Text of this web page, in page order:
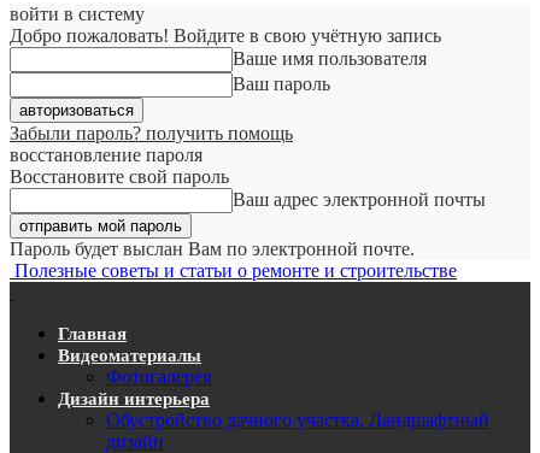
войти в систему
Добро пожаловать! Войдите в свою учётную запись
Ваше имя пользователя
Ваш пароль
Забыли пароль? получить помощь
восстановление пароля
Восстановите свой пароль
Ваш адрес электронной почты
Пароль будет выслан Вам по электронной почте.
Полезные советы и статьи о ремонте и строительстве
Главная
Видеоматериалы
Фотогалерея
Дизайн интерьера
Обустройство дачного участка. Ландшафтный
дизайн